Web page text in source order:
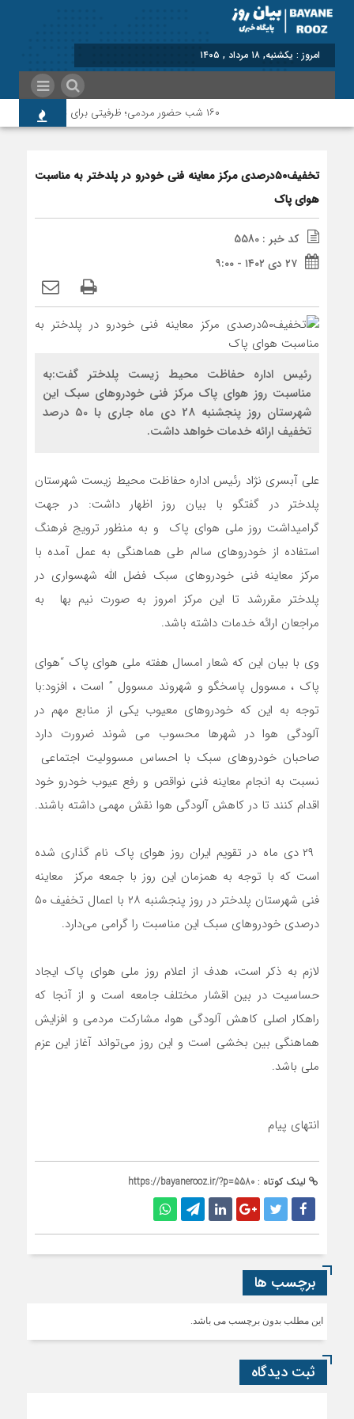
برابر با : Sunday - 9 August - 2026
۱۶۰ شب حضور مردمی؛ ظرفیتی برای ثبت و ماندگاری
تخفیف۵۰درصدی مرکز معاینه فنی خودرو در پلدختر به مناسبت
هوای پاک
کد خبر : 5580
۲۷ دی ۱۴۰۲ - ۹:۰۰
رئيس اداره حفاظت محيط زيست پلدختر گفت:به
مناسبت روز هوای پاک مرکز فنی خودروهای سبک این
شهرستان روز پنجشنبه 28 دی ماه جاری با 50 درصد
تخفیف ارائه خدمات خواهد داشت.
علی آبسری نژاد رئیس اداره حفاظت محیط زیست شهرستان
پلدختر در گفتگو با بیان روز اظهار داشت: در جهت
گرامیداشت روز ملی هوای پاک و به منظور ترویج فرهنگ
استفاده از خودروهای سالم طی هماهنگی به عمل آمده با
مرکز معاینه فنی خودروهای سبک فضل الله شهسواری در
پلدختر مقررشد تا این مرکز امروز به صورت نیم بها به
مراجعان ارائه خدمات داشته باشد.
وی با بیان این که شعار امسال هفته ملی هوای پاک “هوای
پاک ، مسوول پاسخگو و شهروند مسوول ” است ، افزود:با
توجه به این که خودروهای معیوب یکی از منابع مهم در
آلودگی هوا در شهرها محسوب می شوند ضرورت دارد
صاحبان خودروهای سبک با احساس مسوولیت اجتماعی
نسبت به انجام معاینه فنی نواقص و رفع عیوب خودرو خود
اقدام کنند تا در کاهش آلودگی هوا نقش مهمی داشته باشند.
۲۹ دی ماه در تقویم ایران روز هوای پاک نام گذاری شده
است که با توجه به همزمان این روز با جمعه مرکز معاینه
فنی شهرستان پلدختر در روز پنجشنبه ۲۸ با اعمال تخفیف ۵۰
درصدی خودرو‌های سبک این مناسبت را گرامی می‌دارد.
لازم به ذکر است، هدف از اعلام روز ملی هوای پاک ایجاد
حساسیت در بین اقشار مختلف جامعه است و از آنجا که
راهکار اصلی کاهش آلودگی هوا، مشارکت مردمی و افزایش
هماهنگی بین بخشی است و این روز می‌تواند آغاز این عزم
ملی باشد.
انتهای پیام
لینک کوتاه : https://bayanerooz.ir/?p=5580
برچسب ها
این مطلب بدون برچسب می باشد.
ثبت دیدگاه